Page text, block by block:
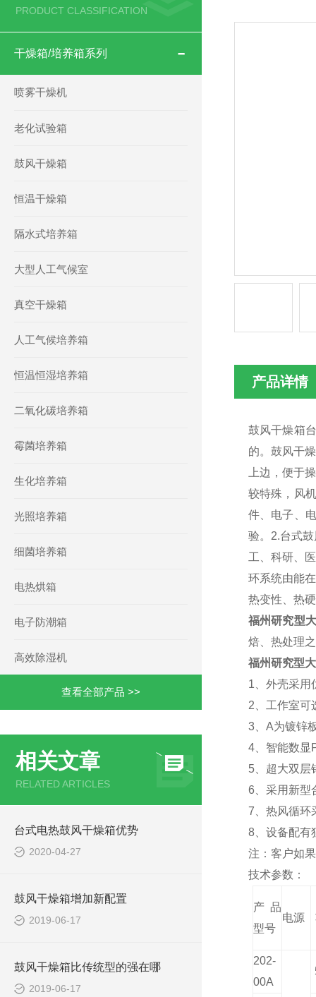
PRODUCT CLASSIFICATION
干燥箱/培养箱系列
喷雾干燥机
老化试验箱
鼓风干燥箱
恒温干燥箱
隔水式培养箱
大型人工气候室
真空干燥箱
人工气候培养箱
恒温恒湿培养箱
二氧化碳培养箱
霉菌培养箱
生化培养箱
光照培养箱
细菌培养箱
电热烘箱
电子防潮箱
高效除湿机
查看全部产品 >>
相关文章
RELATED ARTICLES
台式电热鼓风干燥箱优势
2020-04-27
鼓风干燥箱增加新配置
2019-06-17
鼓风干燥箱比传统型的强在哪
2019-06-17
产品详情
鼓风干燥箱
的。鼓风干
上边，便于
较特殊，风
件、电子、
验。2.台式
工、科研、
环系统由能
热变性、热
福州研究型
焙、热处理
福州研究型
1、外壳采用
2、工作室可
3、A为镀锌
4、 智能数显
5、超大双层
6、采用新型
7、热风循环
8、设备配有
注：客户如
技术参数：
产品
型号
电源
202-
00A